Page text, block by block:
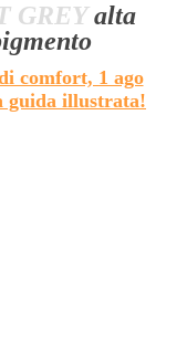
GREY alta
comfort, 1 ago
guida illustrata!